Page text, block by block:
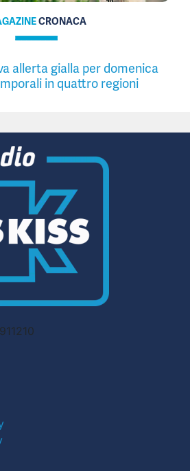
CRONACA
allerta gialla per domenica
in quattro regioni